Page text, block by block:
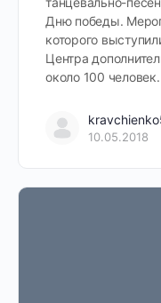
Дню победы.
которого
Центра
около 100
10.05.2018